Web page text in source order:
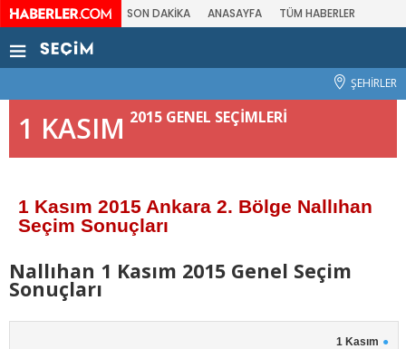
SON DAKİKA ANASAYFA TÜM HABERLER
ŞEHİRLER
1 KASIM 2015 GENEL SEÇİMLERİ
1 Kasım 2015 Ankara 2. Bölge Nallıhan
Seçim Sonuçları
Nallıhan 1 Kasım 2015 Genel Seçim
Sonuçları
1 Kasım